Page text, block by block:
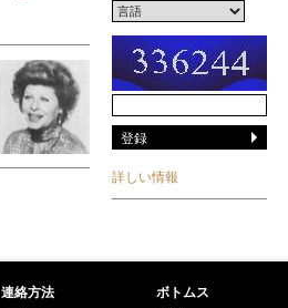
詳しい情報
連絡方法 ボトムス